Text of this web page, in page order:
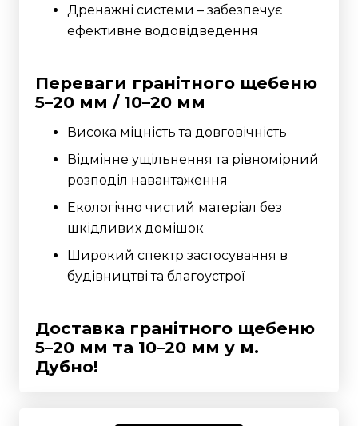
Дренажні системи – забезпечує
ефективне водовідведення
Переваги гранітного щебеню
5–20 мм / 10–20 мм
Висока міцність та довговічність
Відмінне ущільнення та рівномірний
розподіл навантаження
Екологічно чистий матеріал без
шкідливих домішок
Широкий спектр застосування в
будівництві та благоустрої
Доставка гранітного щебеню
5–20 мм та 10–20 мм у м.
Дубно!